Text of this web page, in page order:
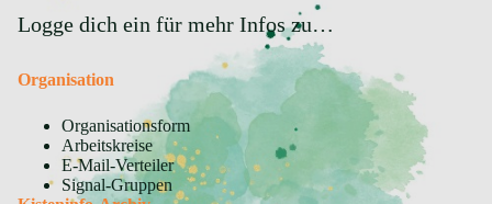
Logge dich ein für mehr Infos zu…
Organisation
Organisationsform
Arbeitskreise
E-Mail-Verteiler
Signal-Gruppen